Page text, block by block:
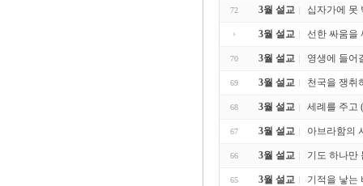
72 3월 설교 십자가에 못
3월 설교 선한 싸움을
70 3월 설교 영생에 들어
69 3월 설교 천국을 쟁취
68 3월 설교 세례를 주고
67 3월 설교 아브라함의
66 3월 설교 기도 하나만
65 3월 설교 기적을 낳는